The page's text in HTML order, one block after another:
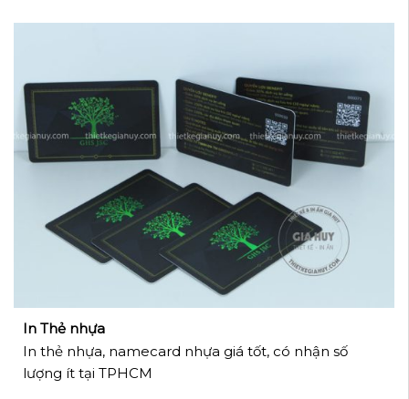
In Thẻ nhựa
In thẻ nhựa, namecard nhựa giá tốt, có nhận số
lượng ít tại TPHCM